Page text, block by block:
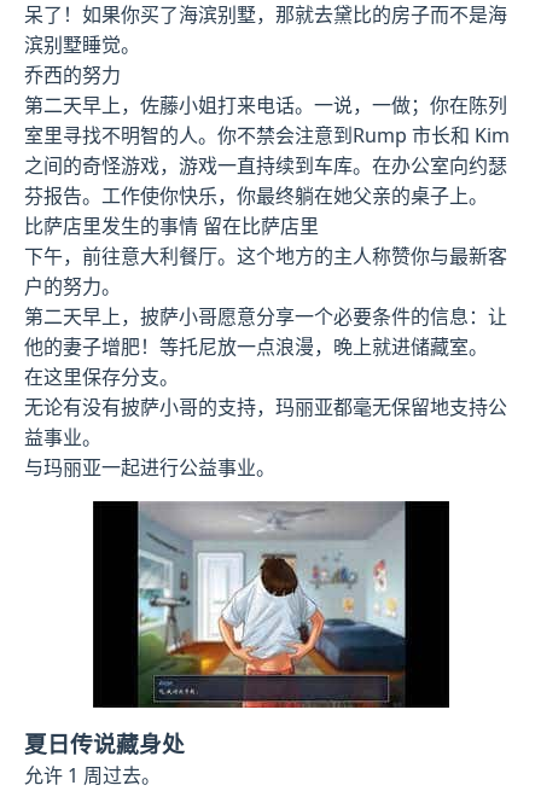
呆了！如果你买了海滨别墅，那就去黛比的房子而不是海
滨别墅睡觉。
乔西的努力
第二天早上，佐藤小姐打来电话。一说，一做；你在陈列
室里寻找不明智的人。你不禁会注意到Rump 市长和 Kim
之间的奇怪游戏，游戏一直持续到车库。在办公室向约瑟
芬报告。工作使你快乐，你最终躺在她父亲的桌子上。
比萨店里发生的事情 留在比萨店里
下午，前往意大利餐厅。这个地方的主人称赞你与最新客
户的努力。
第二天早上，披萨小哥愿意分享一个必要条件的信息：让
他的妻子增肥！等托尼放一点浪漫，晚上就进储藏室。
在这里保存分支。
无论有没有披萨小哥的支持，玛丽亚都毫无保留地支持公
益事业。
与玛丽亚一起进行公益事业。
夏日传说藏身处
允许 1 周过去。